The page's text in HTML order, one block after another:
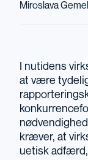
Miroslava
I nutidens
at være
kræver, at
uetisk